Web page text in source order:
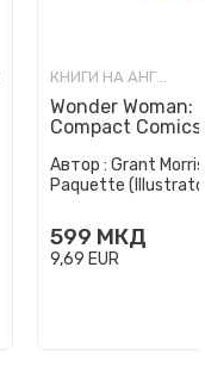
КНИГИ НА АНГЛИСКИ ЈАЗИК
Wonder Woman:
Compact
Автор : Grant
Paquette
599 МКД
9,69 EUR